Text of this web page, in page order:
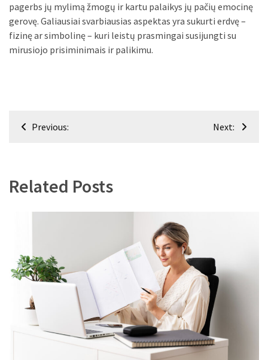
pagerbs jų mylimą žmogų ir kartu palaikys jų pačių emocinę
gerovę. Galiausiai svarbiausias aspektas yra sukurti erdvę –
fizinę ar simbolinę – kuri leistų prasmingai susijungti su
mirusiojo prisiminimais ir palikimu.
Navigacija
Previous: Next:
Related Posts